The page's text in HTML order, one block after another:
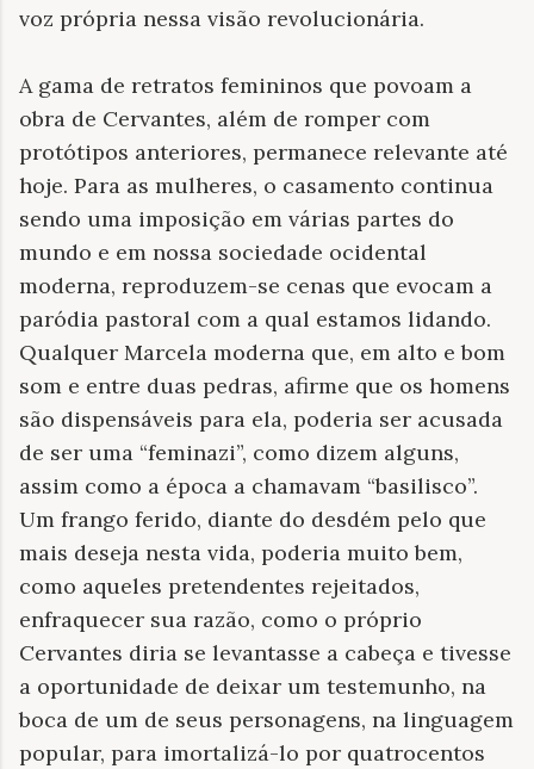
voz própria nessa visão revolucionária.
A gama de retratos femininos que povoam a
obra de Cervantes, além de romper com
protótipos anteriores, permanece relevante até
hoje. Para as mulheres, o casamento continua
sendo uma imposição em várias partes do
mundo e em nossa sociedade ocidental
moderna, reproduzem-se cenas que evocam a
paródia pastoral com a qual estamos lidando.
Qualquer Marcela moderna que, em alto e bom
som e entre duas pedras, afirme que os homens
são dispensáveis para ela, poderia ser acusada
de ser uma “feminazi”, como dizem alguns,
assim como a época a chamavam “basilisco”.
Um frango ferido, diante do desdém pelo que
mais deseja nesta vida, poderia muito bem,
como aqueles pretendentes rejeitados,
enfraquecer sua razão, como o próprio
Cervantes diria se levantasse a cabeça e tivesse
a oportunidade de deixar um testemunho, na
boca de um de seus personagens, na linguagem
popular, para imortalizá-lo por quatrocentos